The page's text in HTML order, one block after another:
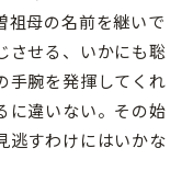
祖母の名前を継いで
させる、いかにも聡
手腕を発揮してくれ
に違いない。その始
逃すわけにはいかな